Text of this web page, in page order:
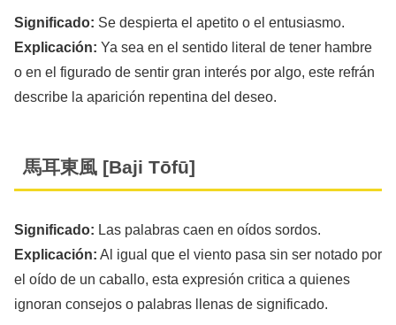
Significado: Se despierta el apetito o el entusiasmo.
Explicación: Ya sea en el sentido literal de tener hambre
o en el figurado de sentir gran interés por algo, este refrán
describe la aparición repentina del deseo.
馬耳東風 [Baji Tōfū]
Significado: Las palabras caen en oídos sordos.
Explicación: Al igual que el viento pasa sin ser notado por
el oído de un caballo, esta expresión critica a quienes
ignoran consejos o palabras llenas de significado.